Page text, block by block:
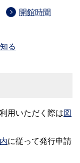
開館時間
る
用いただく際は図
に従って発行申請